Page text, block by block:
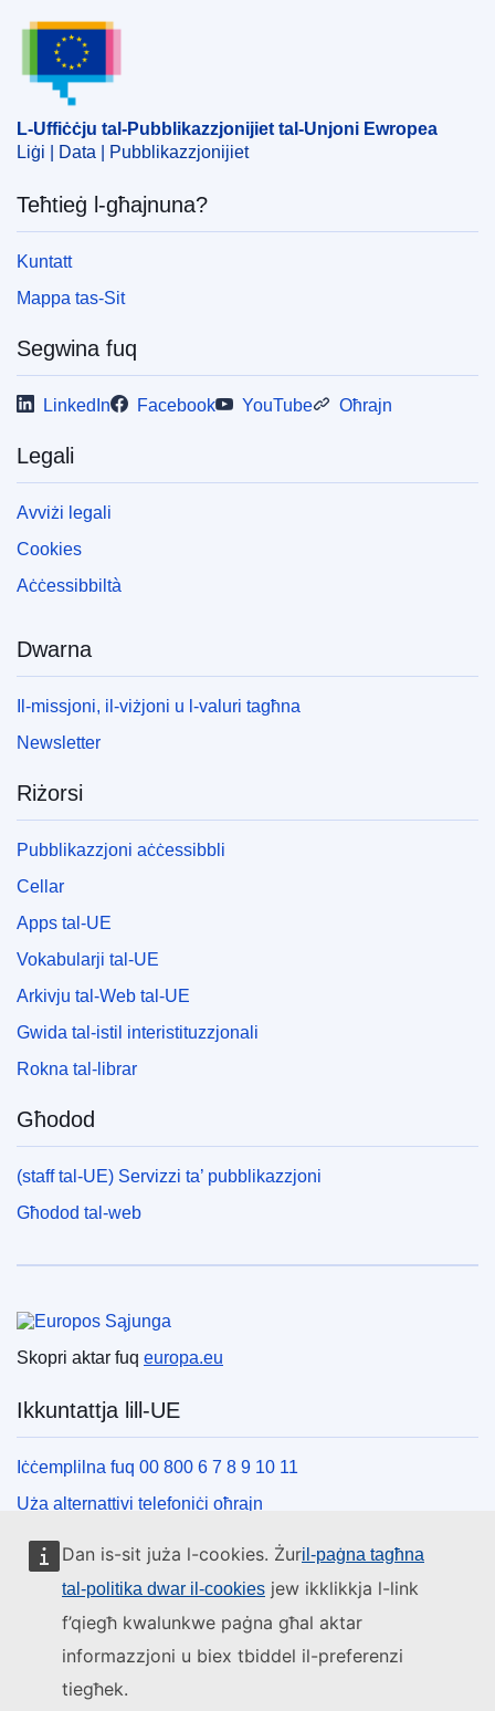
Dan is-sit juża l-cookies. Żuril-paġna tagħna
tal-politika dwar il-cookies jew ikklikkja l-link
f’qiegħ kwalunkwe paġna għal aktar
informazzjoni u biex tbiddel il-preferenzi
tiegħek.
L-Uffiċċju tal-Pubblikazzjonijiet tal-Unjoni
L-Uffiċċju tal-Pubblikazzjonijiet tal-Unjoni Ewropea
Liġi | Data | Pubblikazzjonijiet
Teħtieġ l-għajnuna?
Kuntatt
Mappa tas-Sit
Segwina fuq
LinkedIn Facebook YouTube Oħrajn
Legali
Avviżi legali
Cookies
Aċċessibbiltà
Dwarna
Il-missjoni, il-viżjoni u l-valuri tagħna
Newsletter
Riżorsi
Pubblikazzjoni aċċessibbli
Cellar
Apps tal-UE
Vokabularji tal-UE
Arkivju tal-Web tal-UE
Gwida tal-istil interistituzzjonali
Rokna tal-librar
Għodod
(staff tal-UE) Servizzi ta’ pubblikazzjoni
Għodod tal-web
Skopri aktar fuq europa.eu
Ikkuntattja lill-UE
Iċċemplilna fuq 00 800 6 7 8 9 10 11
Uża alternattivi telefoniċi oħrajn
Iktbilna permezz tal-formola ta’ kuntatt tagħna
Iltaqa’ magħna f’wieħed miċ-ċentri tal-UE
Media soċjali
Fittex mezzi tal-media soċjali tal-UE